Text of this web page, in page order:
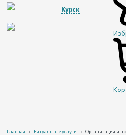
Курск
Главная › Ритуальные услуги › Организация и